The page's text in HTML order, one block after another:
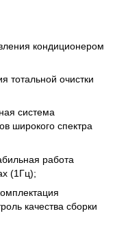
кондиционером
тотальной очистки
система
широкого спектра
работа
(1Гц);
качества сборки